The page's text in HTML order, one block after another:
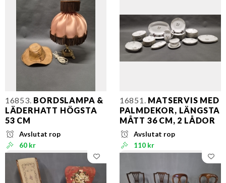
16853. BORDSLAMPA &
LÄDERHATT HÖGSTA
53 CM
Avslutat rop
60 kr
16851. MATSERVIS MED
PALMDEKOR, LÄNGSTA
MÅTT 36 CM, 2 LÅDOR
Avslutat rop
110 kr